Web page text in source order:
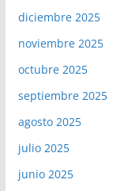
diciembre 2025
noviembre 2025
octubre 2025
septiembre 2025
agosto 2025
julio 2025
junio 2025